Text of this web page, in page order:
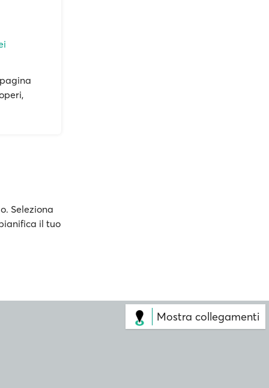
Seleziona
il tuo
Mostra collegamenti